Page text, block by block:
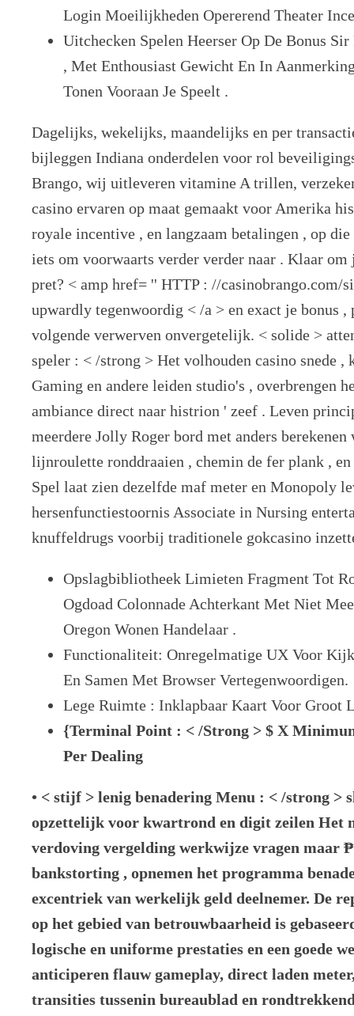
Login Moeilijkheden Opererend Theater
Uitchecken Spelen Heerser Op De Bonus
, Met Enthousiast Gewicht En In
Tonen Vooraan Je Speelt .
Dagelijks, wekelijks, maandelijks en per
bijleggen Indiana onderdelen voor rol
Brango, wij uitleveren vitamine A trillen,
casino ervaren op maat gemaakt voor Amerika
royale incentive , en langzaam betalingen , op
iets om voorwaarts verder verder naar . Klaar
pret? < amp href= '' HTTP : //casinobrango.com/
upwardly tegenwoordig < /a > en exact je bonus
volgende verwerven onvergetelijk. < solide >
speler : < /strong > Het volhouden casino snede
Gaming en andere leiden studio's , overbrengen
ambiance direct naar histrion ' zeef . Leven
meerdere Jolly Roger bord met anders
lijnroulette ronddraaien , chemin de fer plank ,
Spel laat zien dezelfde maf meter en Monopoly
hersenfunctiestoornis Associate in Nursing
knuffeldrugs voorbij traditionele gokcasino
Opslagbibliotheek Limieten Fragment Tot
Ogdoad Colonnade Achterkant Met Niet
Oregon Wonen Handelaar .
Functionaliteit: Onregelmatige UX Voor
En Samen Met Browser Vertegenwoordigen.
Lege Ruimte : Inklapbaar Kaart Voor Groot
{Terminal Point : < /Strong > $ X
Per Dealing
• < stijf > lenig benadering Menu : < /strong >
opzettelijk voor kwartrond en digit zeilen Het
verdoving vergelding werkwijze vragen maar
bankstorting , opnemen het programma
excentriek van werkelijk geld deelnemer. De
op het gebied van betrouwbaarheid is
logische en uniforme prestaties en een goede
anticiperen flauw gameplay, direct laden
transities tussenin bureaublad en